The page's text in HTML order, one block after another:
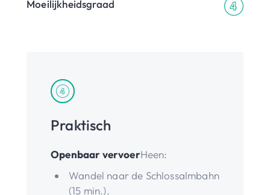
Moeilijkheidsgraad
Praktisch
Openbaar vervoerHeen:
Wandel naar de Schlossalmbahn
(15 min.).